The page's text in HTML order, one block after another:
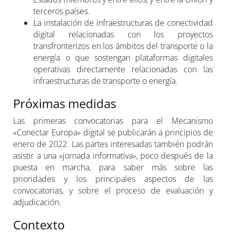
terceros países.
La instalación de infraestructuras de conectividad
digital relacionadas con los proyectos
transfronterizos en los ámbitos del transporte o la
energía o que sostengan plataformas digitales
operativas directamente relacionadas con las
infraestructuras de transporte o energía.
Próximas medidas
Las primeras convocatorias para el Mecanismo
«Conectar Europa» digital se publicarán a principios de
enero de 2022. Las partes interesadas también podrán
asistir a una «jornada informativa», poco después de la
puesta en marcha, para saber más sobre las
prioridades y los principales aspectos de las
convocatorias, y sobre el proceso de evaluación y
adjudicación.
Contexto